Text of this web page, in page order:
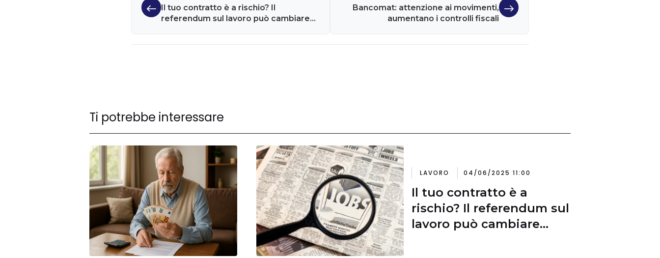
Il tuo contratto è a rischio? Il
referendum sul lavoro può cambiare
Bancomat: attenzione ai movimenti,
aumentano i controlli fiscali
Ti potrebbe interessare
LAVORO 04/06/2025 11:00
Il tuo contratto è a
rischio? Il referendum sul
lavoro può cambiare